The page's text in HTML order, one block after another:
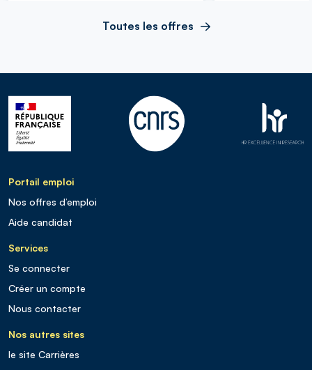
Toutes les offres
Portail emploi
Nos offres d’emploi
Aide candidat
Services
Se connecter
Créer un compte
Nous contacter
Nos autres sites
le site Carrières